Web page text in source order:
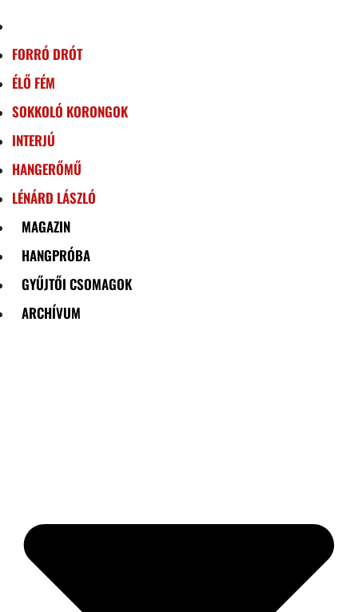
FORRÓ DRÓT
ÉLŐ FÉM
SOKKOLÓ KORONGOK
INTERJÚ
HANGERŐMŰ
LÉNÁRD LÁSZLÓ
MAGAZIN
HANGPRÓBA
GYŰJTŐI CSOMAGOK
ARCHÍVUM